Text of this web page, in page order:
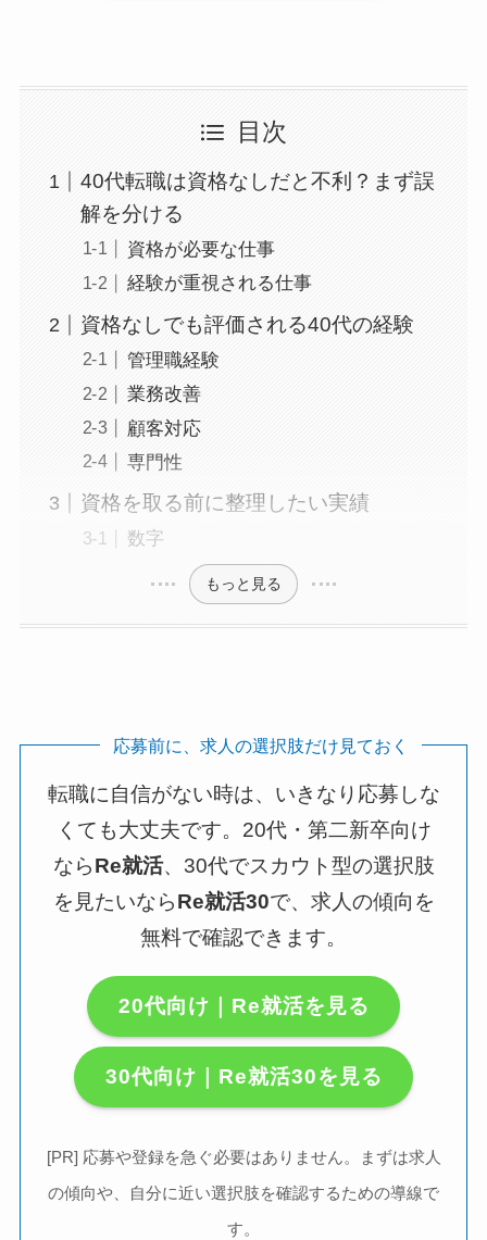
目次
40代転職は資格なしだと不利？まず誤
解を分ける
資格が必要な仕事
経験が重視される仕事
資格なしでも評価される40代の経験
管理職経験
業務改善
顧客対応
専門性
資格を取る前に整理したい実績
数字
もっと見る
応募前に、求人の選択肢だけ見ておく
転職に自信がない時は、いきなり応募しな
くても大丈夫です。20代・第二新卒向け
ならRe就活、30代でスカウト型の選択肢
を見たいならRe就活30で、求人の傾向を
無料で確認できます。
20代向け｜Re就活を見る
30代向け｜Re就活30を見る
[PR] 応募や登録を急ぐ必要はありません。まずは求人
の傾向や、自分に近い選択肢を確認するための導線で
す。